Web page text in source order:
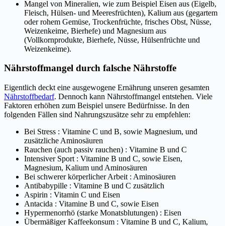
Mangel von Mineralien, wie zum Beispiel Eisen aus (Eigelb,
Fleisch, Hülsen- und Meeresfrüchten), Kalium aus (gegartem
oder rohem Gemüse, Trockenfrüchte, frisches Obst, Nüsse,
Weizenkeime, Bierhefe) und Magnesium aus
(Vollkornprodukte, Bierhefe, Nüsse, Hülsenfrüchte und
Weizenkeime).
Nährstoffmangel durch falsche Nährstoffe
Eigentlich deckt eine ausgewogene Ernährung unseren gesamten
Nährstoffbedarf. Dennoch kann Nährstoffmangel entstehen. Viele
Faktoren erhöhen zum Beispiel unsere Bedürfnisse. In den
folgenden Fällen sind Nahrungszusätze sehr zu empfehlen:
Bei Stress : Vitamine C und B, sowie Magnesium, und
zusätzliche Aminosäuren
Rauchen (auch passiv rauchen) : Vitamine B und C
Intensiver Sport : Vitamine B und C, sowie Eisen,
Magnesium, Kalium und Aminosäuren
Bei schwerer körperlicher Arbeit : Aminosäuren
Antibabypille : Vitamine B und C zusätzlich
Aspirin : Vitamin C und Eisen
Antacida : Vitamine B und C, sowie Eisen
Hypermenorrhö (starke Monatsblutungen) : Eisen
Übermäßiger Kaffeekonsum : Vitamine B und C, Kalium,